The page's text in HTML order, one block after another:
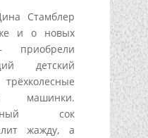
Стамблер
и о новых
приобрели
детский
машинки.
сок
жажду, а